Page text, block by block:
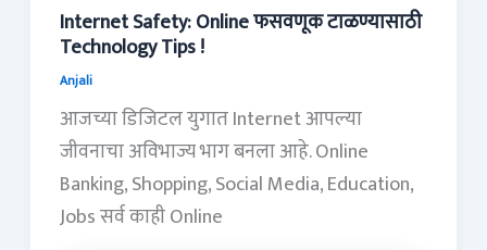
Internet Safety: Online फसवणूक टाळण्यासाठी
Technology Tips !
Anjali
आजच्या डिजिटल युगात Internet आपल्या
जीवनाचा अविभाज्य भाग बनला आहे. Online
Banking, Shopping, Social Media, Education,
Jobs सर्व काही Online